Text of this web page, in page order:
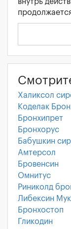
Халиксол
Коделак
Бронхипрет
Бронхорус
Бабушкин
Амтерсол
Бровенсин
Омнитус
Риниколд
Либексин
Бронхостоп
Гликодин